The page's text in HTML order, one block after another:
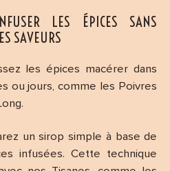
LES ÉPICES SANS
SAVEURS
les épices macérer dans
ou jours, comme les Poivres
un sirop simple à base de
infusées. Cette technique